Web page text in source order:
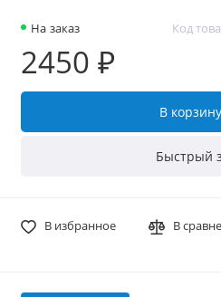
На заказ Код
2450 ₽
В корзину
Быстрый
В избранное В